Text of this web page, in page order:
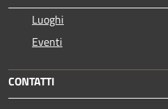
Luoghi
Eventi
CONTATTI